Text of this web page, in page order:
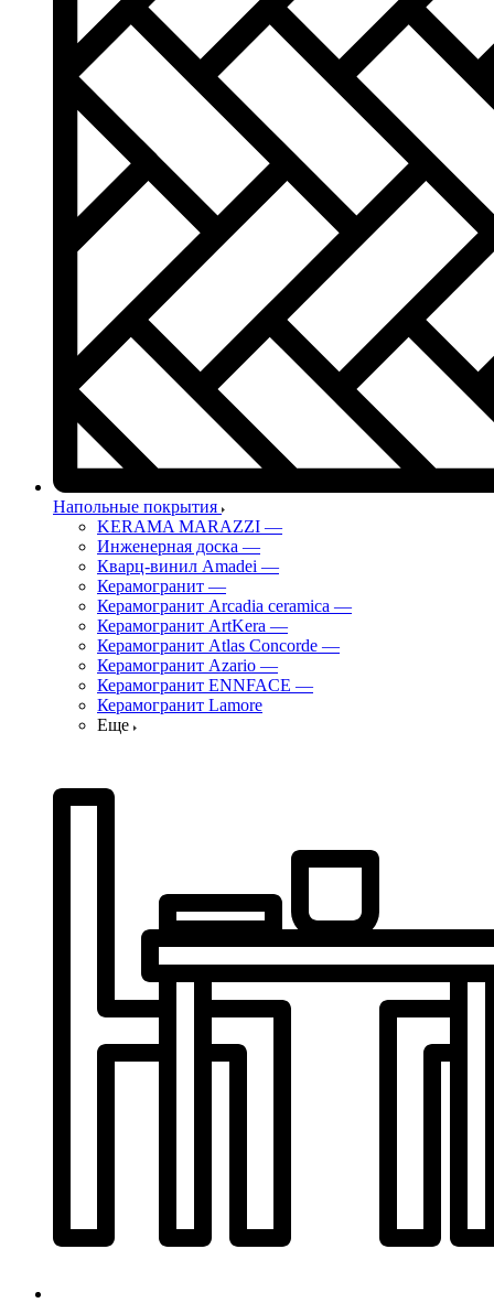
Напольные покрытия
KERAMA MARAZZI —
Инженерная доска —
Кварц-винил Amadei —
Керамогранит —
Керамогранит Arcadia ceramica —
Керамогранит ArtKera —
Керамогранит Atlas Concorde —
Керамогранит Azario —
Керамогранит ENNFACE —
Керамогранит Lamore
Еще